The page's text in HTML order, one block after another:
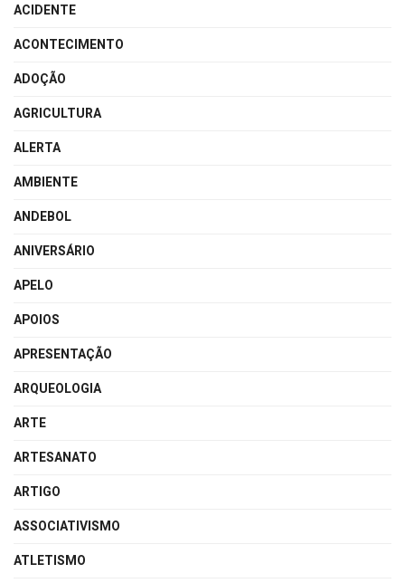
ACIDENTE
ACONTECIMENTO
ADOÇÃO
AGRICULTURA
ALERTA
AMBIENTE
ANDEBOL
ANIVERSÁRIO
APELO
APOIOS
APRESENTAÇÃO
ARQUEOLOGIA
ARTE
ARTESANATO
ARTIGO
ASSOCIATIVISMO
ATLETISMO